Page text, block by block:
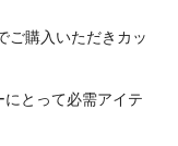
ご購入いただきカッ
とって必需アイテ